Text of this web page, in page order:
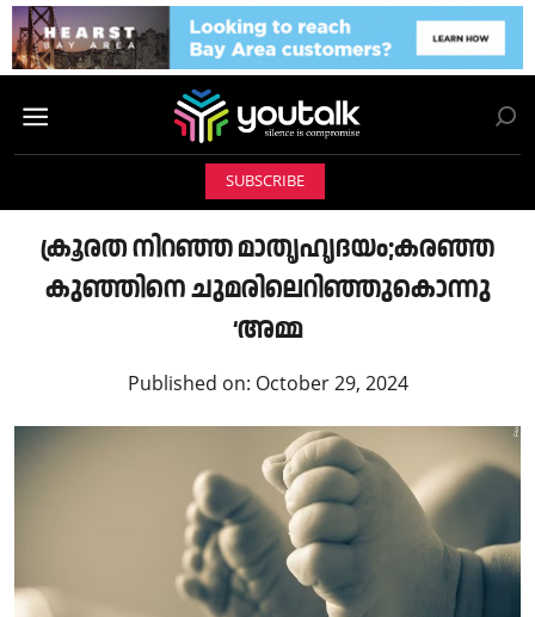
SUBSCRIBE
ക്രൂരത നിറഞ്ഞ മാതൃഹൃദയം;കരഞ്ഞ
കുഞ്ഞിനെ ചുമരിലെറിഞ്ഞുകൊന്നു
‘അമ്മ
Published on: October 29, 2024